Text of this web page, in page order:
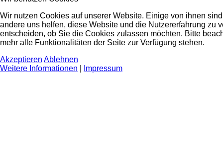
Wir nutzen Cookies auf unserer Website. Einige von ihnen
andere uns helfen, diese Website und die Nutzererfahrung zu
entscheiden, ob Sie die Cookies zulassen möchten. Bitte
mehr alle Funktionalitäten der Seite zur Verfügung stehen.
Akzeptieren Ablehnen
Weitere Informationen
Impressum